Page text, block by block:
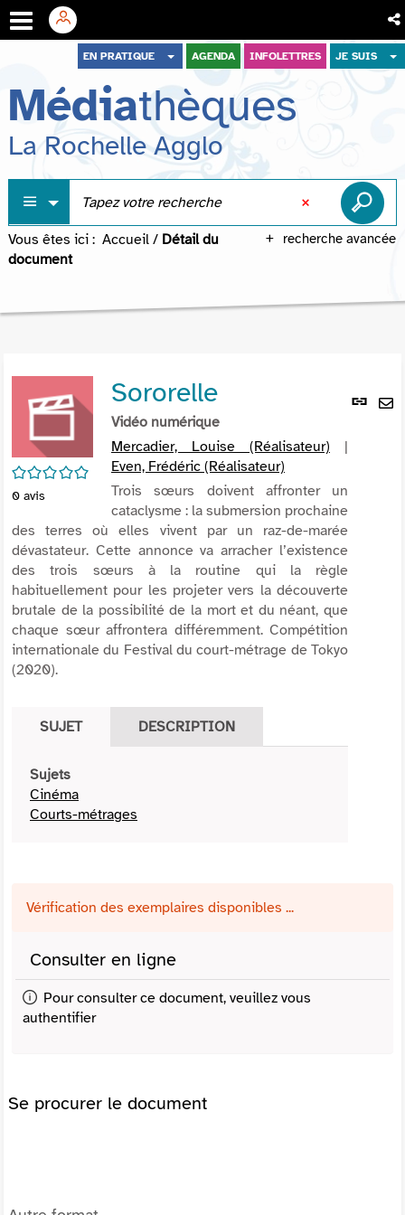
menu
contenu
recherche
EN PRATIQUE AGENDA INFOLETTRES JE SUIS
Médiathèques
La Rochelle Agglo
recherche avancée
Vous êtes ici : Accueil / Détail du
document
Lien
/5
0 avis
Sororelle
Vidéo numérique
Mercadier, Louise (Réalisateur) |
Even, Frédéric (Réalisateur)
Trois sœurs doivent affronter un
cataclysme : la submersion prochaine
des terres où elles vivent par un raz-de-marée
dévastateur. Cette annonce va arracher l’existence
des trois sœurs à la routine qui la règle
habituellement pour les projeter vers la découverte
brutale de la possibilité de la mort et du néant, que
chaque sœur affrontera différemment. Compétition
internationale du Festival du court-métrage de Tokyo
(2020).
SUJET DESCRIPTION
Sujets
Cinéma
Courts-métrages
Vérification des exemplaires disponibles ...
Consulter en ligne
Pour consulter ce document, veuillez vous
authentifier
Se procurer le document